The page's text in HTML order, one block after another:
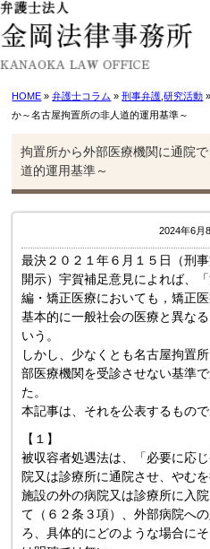
HOME »弁護士コラム »刑事弁護 ,研究活動
か～名古屋拘置所の非人道的運用基準～
拘置所から外部医療機関に通院
道的運用基準～
2024年6月
最決２０２１年６月１５日（刑
開示）宇賀補足意見によれば、
編・矯正医療においても，矯正
基本的に一般社会の医療と異な
いう。
しかし、少なくとも名古屋拘置
部医療機関を受診させない基準
た。
本記事は、それを公表するもので
【１】
被収容者処遇法は、「必要に応
院又は診療所に通院させ、やむ
施設の外の病院又は診療所に入
て（６２条３項）、外部病院へ
ろ、具体的にどのような場合に